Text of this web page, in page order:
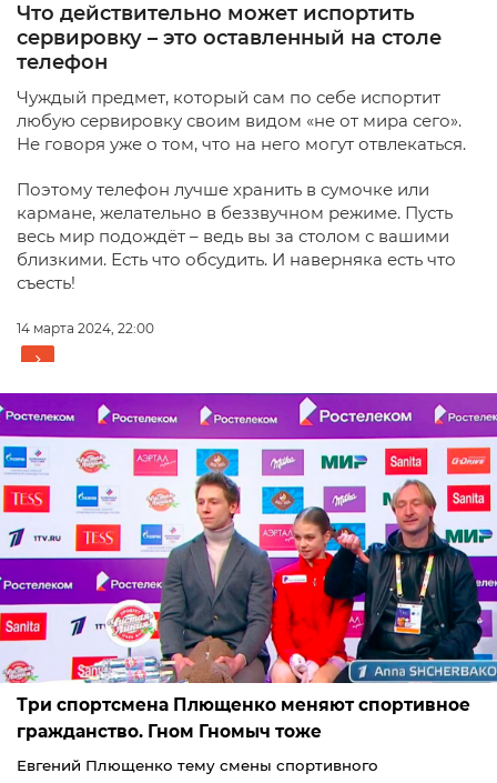
Что действительно может испортить
сервировку – это оставленный на столе
телефон
Чуждый предмет, который сам по себе испортит
любую сервировку своим видом «не от мира сего».
Не говоря уже о том, что на него могут отвлекаться.
Поэтому телефон лучше хранить в сумочке или
кармане, желательно в беззвучном режиме. Пусть
весь мир подождёт – ведь вы за столом с вашими
близкими. Есть что обсудить. И наверняка есть что
съесть!
14 марта 2024, 22:00
Три спортсмена Плющенко меняют спортивное
гражданство. Гном Гномыч тоже
Евгений Плющенко тему смены спортивного